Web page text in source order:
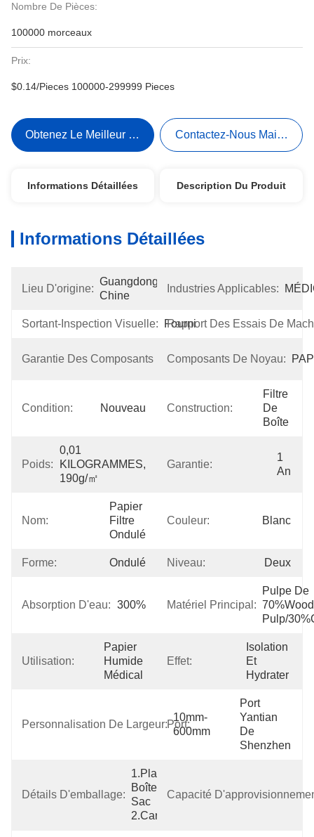
Nombre De Pièces:
100000 morceaux
Prix:
$0.14/Pieces 100000-299999 Pieces
Obtenez Le Meilleur Prix Contactez-Nous Maintenant
Informations Détaillées Description Du Produit
Informations Détaillées
Lieu D'origine:
Guangdong,
Chine
Industries Applicables:
Sortant-Inspection Visuelle: Fourni
Rapport Des Essais De
Garantie Des Composants De Noyau:
Ans
Composants De Noyau:
Condition: Nouveau Construction:
Filtre
De
Boîte
Poids:
0,01
KILOGRAMMES,
190g/㎡
Garantie:
1
An
Nom:
Papier
Filtre
Ondulé
Couleur: Blanc
Forme: Ondulé Niveau: Deux
Absorption D'eau: 300% Matériel Principal:
Pulpe De
70%Wood
Pulp/
Utilisation:
Papier
Humide
Médical
Effet:
Isolation
Et
Hydrater
Personnalisation De Largeur:
10mm-
600mm
Port:
Port
Yantian
De
Shenzhen
Détails D'emballage:
1.Plastic
Boîte Du
Sac
2.Cardboard
Capacité